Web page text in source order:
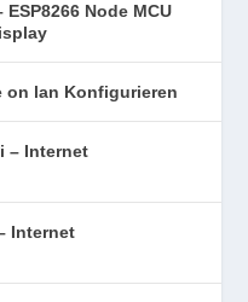
Node MCU
on lan Konfigurieren
– Internet
Internet